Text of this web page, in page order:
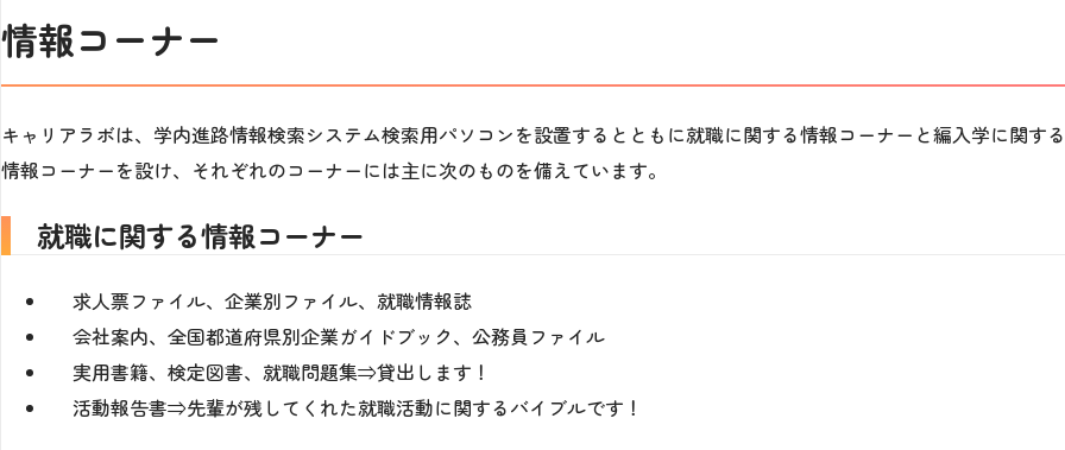
情報コーナー
キャリアラボは、学内進路情報検索システム検索用パソコンを設置するとともに就職に関する情報コーナーと編入学に関する
情報コーナーを設け、それぞれのコーナーには主に次のものを備えています。
就職に関する情報コーナー
求人票ファイル、企業別ファイル、就職情報誌
会社案内、全国都道府県別企業ガイドブック、公務員ファイル
実用書籍、検定図書、就職問題集⇒貸出します！
活動報告書⇒先輩が残してくれた就職活動に関するバイブルです！